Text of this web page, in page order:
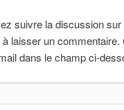
suivre la discussion sur
laisser un
dans le champ ci-